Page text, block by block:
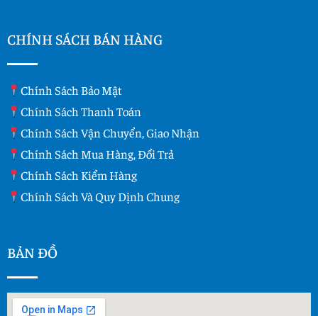
CHÍNH SÁCH BÁN HÀNG
Chính Sách Bảo Mật
Chính Sách Thanh Toán
Chính Sách Vận Chuyển, Giao Nhận
Chính Sách Mua Hàng, Đổi Trả
Chính Sách Kiểm Hàng
Chính Sách Và Quy Dịnh Chung
BẢN ĐỒ